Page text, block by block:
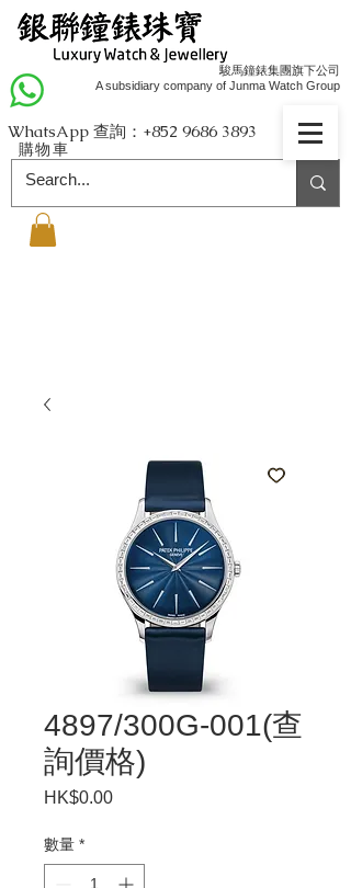
駿馬鐘錶集團旗下公司
A subsidiary company of Junma Watch Group
購物車
WhatsApp 查詢：+852 9686 3893
4897/300G-001(查
詢價格)
HK$0.00價
數量 *